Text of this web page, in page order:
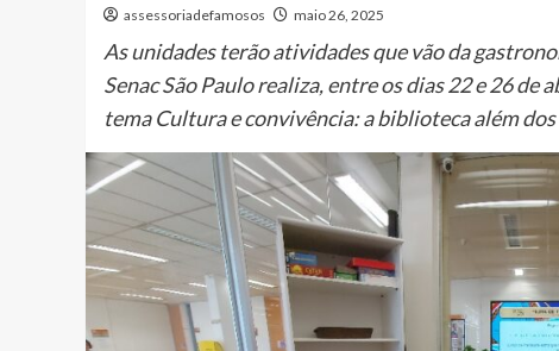
assessoriadefamosos maio 26, 2025
As unidades terão atividades que vão da
Senac São Paulo realiza, entre os dias 22 e 26 de
tema Cultura e convivência: a biblioteca além